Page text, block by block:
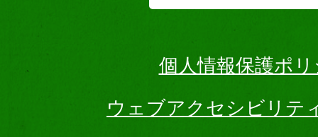
個人情報保護ポ
ウェブアクセシビリテ